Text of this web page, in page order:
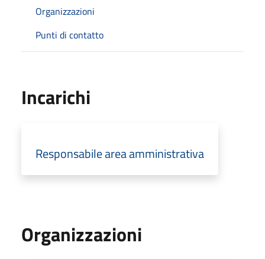
Organizzazioni
Punti di contatto
Incarichi
Responsabile area amministrativa
Organizzazioni